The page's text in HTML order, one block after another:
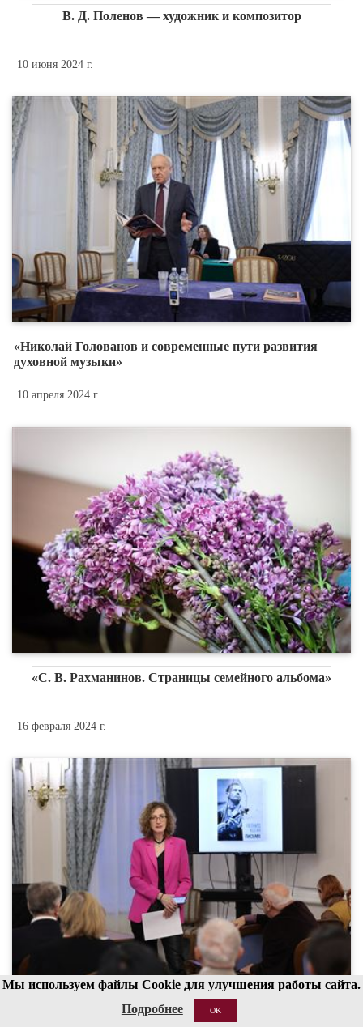
В. Д. Поленов — художник и композитор
10 июня 2024 г.
«Николай Голованов и современные пути развития
духовной музыки»
10 апреля 2024 г.
«С. В. Рахманинов. Страницы семейного альбома»
16 февраля 2024 г.
Презентация издания «Леонид Коган. Письма»
Мы используем файлы Cookie для улучшения работы сайта.
Подробнее
OK